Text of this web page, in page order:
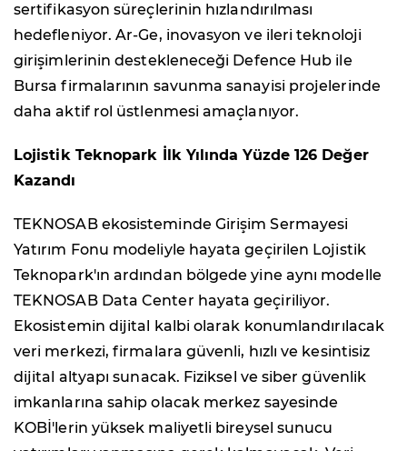
sertifikasyon süreçlerinin hızlandırılması
hedefleniyor. Ar-Ge, inovasyon ve ileri teknoloji
girişimlerinin destekleneceği Defence Hub ile
Bursa firmalarının savunma sanayisi projelerinde
daha aktif rol üstlenmesi amaçlanıyor.
Lojistik Teknopark İlk Yılında Yüzde 126 Değer
Kazandı
TEKNOSAB ekosisteminde Girişim Sermayesi
Yatırım Fonu modeliyle hayata geçirilen Lojistik
Teknopark'ın ardından bölgede yine aynı modelle
TEKNOSAB Data Center hayata geçiriliyor.
Ekosistemin dijital kalbi olarak konumlandırılacak
veri merkezi, firmalara güvenli, hızlı ve kesintisiz
dijital altyapı sunacak. Fiziksel ve siber güvenlik
imkanlarına sahip olacak merkez sayesinde
KOBİ'lerin yüksek maliyetli bireysel sunucu